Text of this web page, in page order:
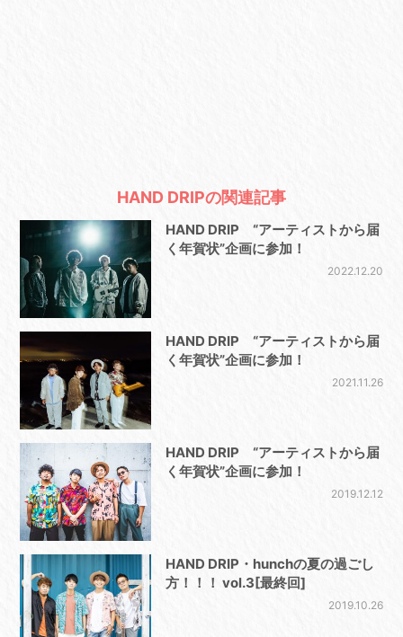
HAND DRIPの関連記事
HAND DRIP “アーティストから届
く年賀状”企画に参加！
2022.12.20
HAND DRIP “アーティストから届
く年賀状”企画に参加！
2021.11.26
HAND DRIP “アーティストから届
く年賀状”企画に参加！
2019.12.12
HAND DRIP・hunchの夏の過ごし
方！！！ vol.3[最終回]
2019.10.26